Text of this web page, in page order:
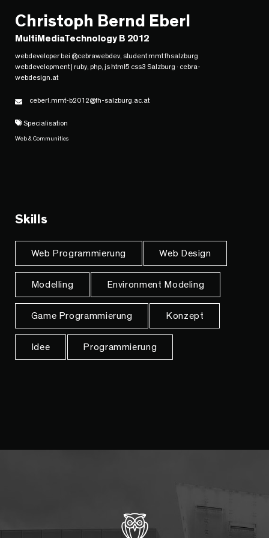
Christoph Bernd Eberl
MultiMediaTechnology B 2012
webdeveloper bei @cebrawebdev, student mmt fhsalzburg
webdevelopment | ruby, php, js html5 css3 Salzburg · cebra-
webdesign.at
ceberl.mmt-b2012@fh-salzburg.ac.at
Specialisation
Web & Communities
Skills
Web Programmierung Web Design
Modelling Environment Modeling
Game Programmierung Konzept
Idee Programmierung